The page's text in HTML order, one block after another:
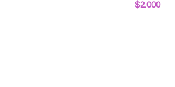
$2.000